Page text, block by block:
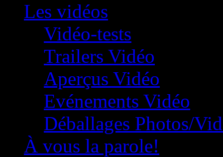
Les vidéos
Vidéo-tests
Trailers Vidéo
Aperçus Vidéo
Evénements Vidéo
Déballages Photos/
À vous la parole!